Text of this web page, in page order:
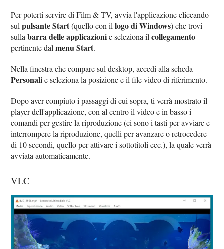
Per poterti servire di Film & TV, avvia l'applicazione cliccando
sulpulsante Start(quello con illogo di Windows) che trovi
sullabarra delle applicazionie seleziona ilcollegamento
pertinente dalmenu Start.
Nella finestra che compare sul desktop, accedi alla scheda
Personalie seleziona la posizione e il file video di riferimento.
Dopo aver compiuto i passaggi di cui sopra, ti verrà mostrato il
player dell'applicazione, con al centro il video e in basso i
comandi per gestire la riproduzione (ci sono i tasti per avviare e
interrompere la riproduzione, quelli per avanzare o retrocedere
di 10 secondi, quello per attivare i sottotitoli ecc.), la quale verrà
avviata automaticamente.
VLC